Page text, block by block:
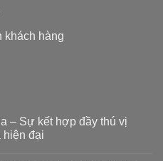
khách hàng
– Sự kết hợp đầy thú vị
hiện đại